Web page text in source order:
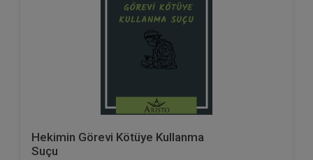
Hekimin Görevi Kötüye Kullanma
Suçu